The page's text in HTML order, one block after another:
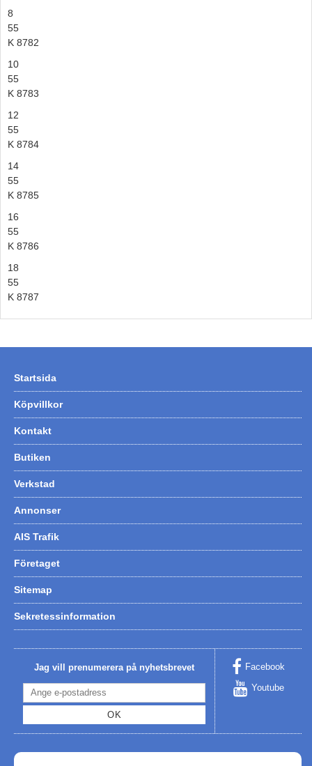
Thule - Takboxar
LAGERRENSING
Begagnade Motorer & Båtar
8
55
K 8782
10
55
K 8783
12
55
K 8784
14
55
K 8785
16
55
K 8786
18
55
K 8787
Startsida
Köpvillkor
Kontakt
Butiken
Verkstad
Annonser
AIS Trafik
Företaget
Sitemap
Sekretessinformation
Jag vill prenumerera på nyhetsbrevet
OK
Facebook
Youtube